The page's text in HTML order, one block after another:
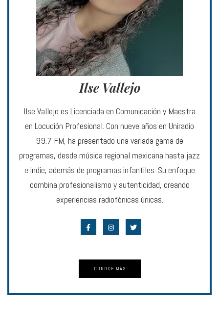
Ilse Vallejo
Ilse Vallejo es Licenciada en Comunicación y Maestra
en Locución Profesional. Con nueve años en Uniradio
99.7 FM, ha presentado una variada gama de
programas, desde música regional mexicana hasta jazz
e indie, además de programas infantiles. Su enfoque
combina profesionalismo y autenticidad, creando
experiencias radiofónicas únicas.
CONOCE MÁS